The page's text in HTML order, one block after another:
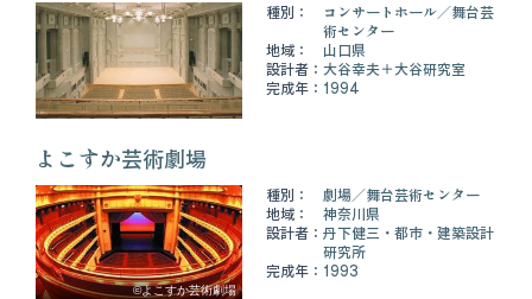
種別： コンサートホール
舞台芸
術センター
地域：
山口県
設計者： 大谷幸夫＋大谷研究室
完成年： 1994
©よこすか芸術劇場
よこすか芸術劇場
種別： 劇場
舞台芸術センター
地域：
神奈川県
設計者： 丹下健三・都市・建築設計
研究所
完成年： 1993